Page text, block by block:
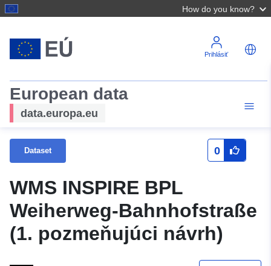
How do you know?
Prihlásiť
European data
data.europa.eu
Dataset 0
WMS INSPIRE BPL
Weiherweg-Bahnhofstraße
(1. pozmeňujúci návrh)